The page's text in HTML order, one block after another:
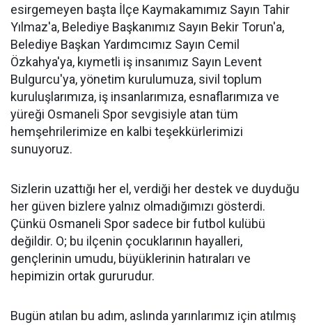
esirgemeyen başta İlçe Kaymakamımız Sayın Tahir
Yılmaz'a, Belediye Başkanımız Sayın Bekir Torun'a,
Belediye Başkan Yardımcımız Sayın Cemil
Özkahya'ya, kıymetli iş insanımız Sayın Levent
Bulgurcu'ya, yönetim kurulumuza, sivil toplum
kuruluşlarımıza, iş insanlarımıza, esnaflarımıza ve
yüreği Osmaneli Spor sevgisiyle atan tüm
hemşehrilerimize en kalbi teşekkürlerimizi
sunuyoruz.
Sizlerin uzattığı her el, verdiği her destek ve duyduğu
her güven bizlere yalnız olmadığımızı gösterdi.
Çünkü Osmaneli Spor sadece bir futbol kulübü
değildir. O; bu ilçenin çocuklarının hayalleri,
gençlerinin umudu, büyüklerinin hatıraları ve
hepimizin ortak gururudur.
Bugün atılan bu adım, aslında yarınlarımız için atılmış